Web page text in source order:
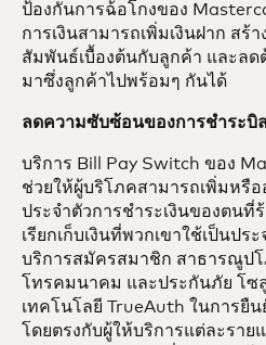
ป้องกันการฉ้อโกงของ
การเงินสามารถเพิ่มเงินฝาก สร้า
สัมพันธ์เบื้องต้นกับลูกค้า และลด
มาซึ่งลูกค้าไปพร้อมๆ กันได้
ลดความซับซ้อนของการชำระบิ
บริการ Bill Pay Switch ของ
ช่วยให้ผู้บริโภคสามารถเพิ่มหรื
ประจำตัวการชำระเงินของตนที่
เรียกเก็บเงินที่พวกเขาใช้เป็นประ
บริการสมัครสมาชิก สาธารณูป
โทรคมนาคม และประกันภัย โซ
เทคโนโลยี TrueAuth ในการยื
โดยตรงกับผู้ให้บริการแต่ละราย